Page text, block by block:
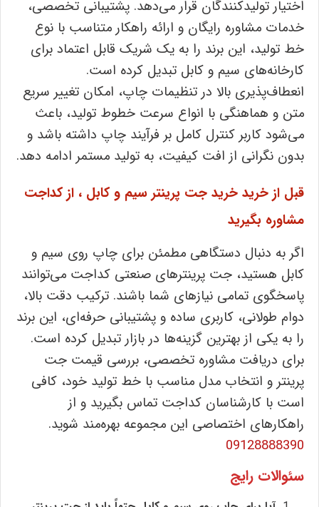
اختیار تولیدکنندگان قرار می‌دهد. پشتیبانی تخصصی،
خدمات مشاوره رایگان و ارائه راهکار متناسب با نوع
خط تولید، این برند را به یک شریک قابل اعتماد برای
کارخانه‌های سیم و کابل تبدیل کرده است.
انعطاف‌پذیری بالا در تنظیمات چاپ، امکان تغییر سریع
متن و هماهنگی با انواع سرعت خطوط تولید، باعث
می‌شود کاربر کنترل کامل بر فرآیند چاپ داشته باشد و
بدون نگرانی از افت کیفیت، به تولید مستمر ادامه دهد.
قبل از خرید خرید جت پرینتر سیم و کابل ، از کداجت
مشاوره بگیرید
اگر به دنبال دستگاهی مطمئن برای چاپ روی سیم و
کابل هستید، جت پرینترهای صنعتی کداجت می‌توانند
پاسخگوی تمامی نیازهای شما باشند. ترکیب دقت بالا،
دوام طولانی، کاربری ساده و پشتیبانی حرفه‌ای، این برند
را به یکی از بهترین گزینه‌ها در بازار تبدیل کرده است.
برای دریافت مشاوره تخصصی، بررسی قیمت جت
پرینتر و انتخاب مدل مناسب با خط تولید خود، کافی
است با کارشناسان کداجت تماس بگیرید و از
راهکارهای اختصاصی این مجموعه بهره‌مند شوید.
09128888390
سئوالات رایج